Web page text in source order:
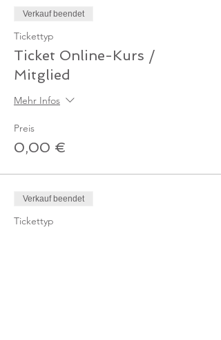
Verkauf beendet
Tickettyp
Ticket Online-Kurs /
Mitglied
Mehr Infos
Preis
0,00 €
Verkauf beendet
Tickettyp